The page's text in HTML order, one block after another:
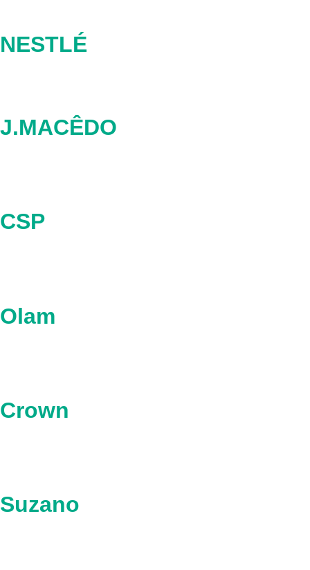
NESTLÉ
J.MACÊDO
CSP
Olam
Crown
Suzano